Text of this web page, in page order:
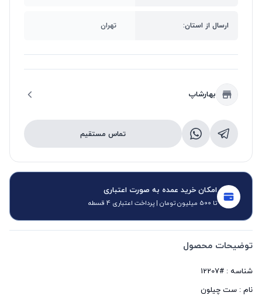
ارسال از استان: تهران
بهارشاپ
تماس مستقیم
امکان خرید عمده به صورت اعتباری
تا 500 میلیون تومان | پرداخت اعتباری 4 قسطه
توضیحات محصول